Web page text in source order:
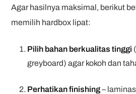
Agar hasilnya maksimal, berikut
memilih hardbox lipat:
Pilih bahan berkualitas tinggi
greyboard) agar kokoh dan
Perhatikan finishing–